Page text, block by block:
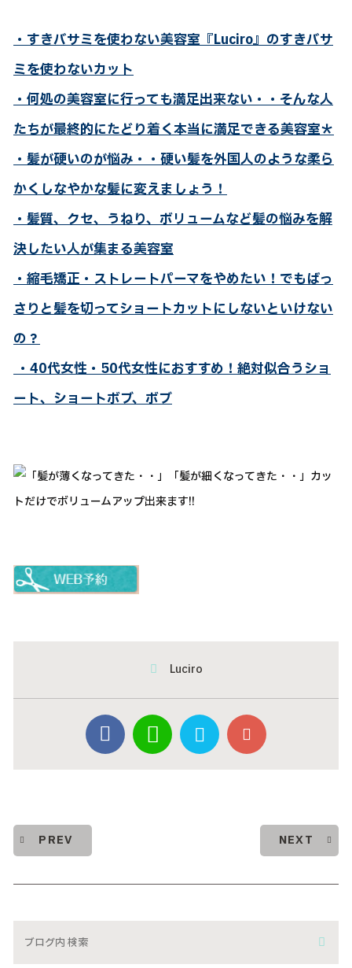
・すきバサミを使わない美容室『Luciro』のすきバサ
ミを使わないカット
・何処の美容室に行っても満足出来ない・・そんな人
たちが最終的にたどり着く本当に満足できる美容室＊
・髪が硬いのが悩み・・硬い髪を外国人のような柔ら
かくしなやかな髪に変えましょう！
・髪質、クセ、うねり、ボリュームなど髪の悩みを解
決したい人が集まる美容室
・縮毛矯正・ストレートパーマをやめたい！でもばっ
さりと髪を切ってショートカットにしないといけない
の？
・40代女性・50代女性におすすめ！絶対似合うショ
ート、ショートボブ、ボブ
Luciro
PREV NEXT